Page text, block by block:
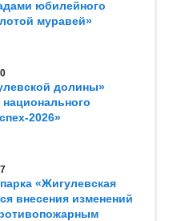
юбилейного
муравей»
долины»
2026»
«Жигулевская
внесения изменений